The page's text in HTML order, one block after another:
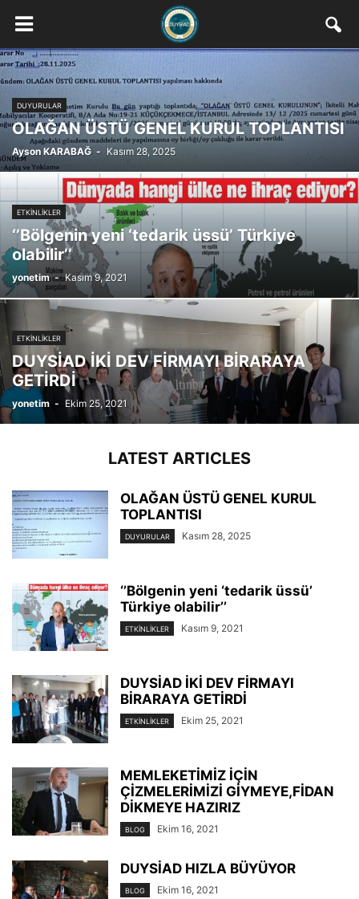
DUYURULAR
OLAĞAN ÜSTÜ GENEL KURUL TOPLANTISI
Ayson KARABAĞ - Kasım 28, 2025
ETKINLIKLER
‘’Bölgenin yeni ‘tedarik üssü’ Türkiye
olabilir’’
yonetim - Kasım 9, 2021
ETKINLIKLER
DUYSİAD İKİ DEV FİRMAYI BİRARAYA
GETİRDİ
yonetim - Ekim 25, 2021
LATEST ARTICLES
OLAĞAN ÜSTÜ GENEL KURUL
TOPLANTISI
DUYURULAR Kasım 28, 2025
‘’Bölgenin yeni ‘tedarik üssü’
Türkiye olabilir’’
ETKINLIKLER Kasım 9, 2021
DUYSİAD İKİ DEV FİRMAYI
BİRARAYA GETİRDİ
ETKINLIKLER Ekim 25, 2021
MEMLEKETİMİZ İÇİN
ÇİZMELERİMİZİ GİYMEYE,FİDAN
DİKMEYE HAZIRIZ
BLOG Ekim 16, 2021
DUYSİAD HIZLA BÜYÜYOR
BLOG Ekim 16, 2021